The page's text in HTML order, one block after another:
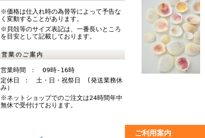
※価格は仕入れ時の為替等によって予告な
く変動することがあります。
※貝殻等のサイズ表記は、一番長いところ
を目安として記載しております。
営業のご案内
営業時間 ： 09時-16時
定休日 ： 土・日・祝祭日 (発送業務休
み）
※ネットショップでのご注文は24時間年中
無休で受付けております。
ご利用案内